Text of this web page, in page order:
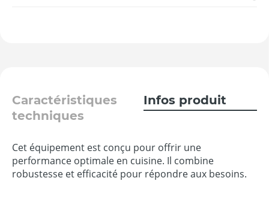
Caractéristiques
techniques
Infos produit
Cet équipement est conçu pour offrir une
performance optimale en cuisine. Il combine
robustesse et efficacité pour répondre aux besoins.